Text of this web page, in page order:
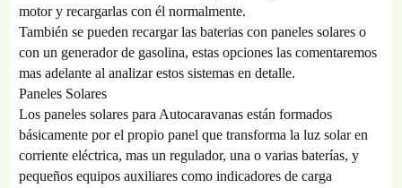
motor y recargarlas con él normalmente.
También se pueden recargar las baterias con paneles solares o
con un generador de gasolina, estas opciones las comentaremos
mas adelante al analizar estos sistemas en detalle.
Paneles Solares
Los paneles solares para Autocaravanas están formados
básicamente por el propio panel que transforma la luz solar en
corriente eléctrica, mas un regulador, una o varias baterías, y
pequeños equipos auxiliares como indicadores de carga